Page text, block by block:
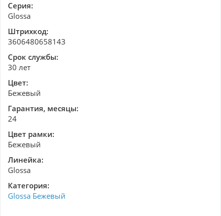
Серия:
Glossa
Штрихкод:
3606480658143
Срок службы:
30 лет
Цвет:
Бежевый
Гарантия, месяцы:
24
Цвет рамки:
Бежевый
Линейка:
Glossa
Категория:
Glossa Бежевый